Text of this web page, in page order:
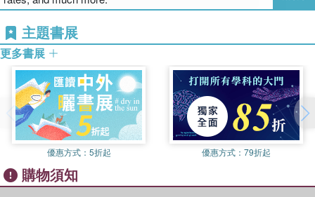
主題書展
更多書展
優惠方式： 5折起 優惠方式： 79折起
購物須知